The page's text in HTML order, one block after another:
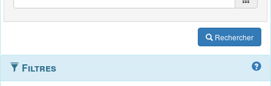
Rechercher
Filtres